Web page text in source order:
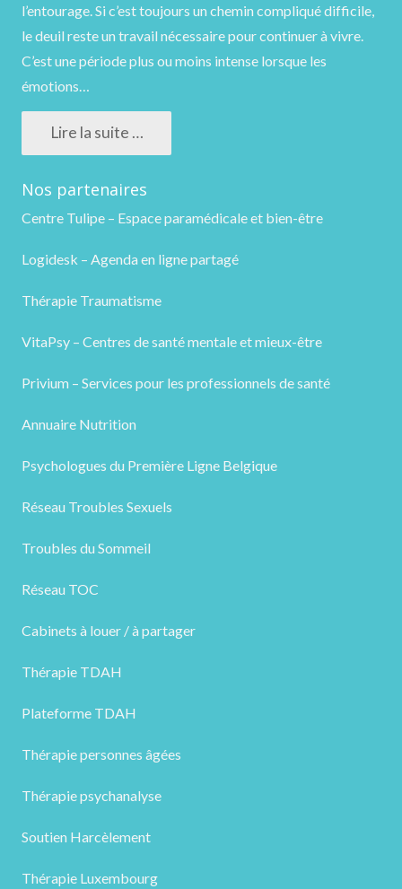
l’entourage. Si c’est toujours un chemin compliqué difficile,
le deuil reste un travail nécessaire pour continuer à vivre.
C’est une période plus ou moins intense lorsque les
émotions…
Lire la suite …
Nos partenaires
Centre Tulipe – Espace paramédicale et bien-être
Logidesk – Agenda en ligne partagé
Thérapie Traumatisme
VitaPsy – Centres de santé mentale et mieux-être
Privium – Services pour les professionnels de santé
Annuaire Nutrition
Psychologues du Première Ligne Belgique
Réseau Troubles Sexuels
Troubles du Sommeil
Réseau TOC
Cabinets à louer / à partager
Thérapie TDAH
Plateforme TDAH
Thérapie personnes âgées
Thérapie psychanalyse
Soutien Harcèlement
Thérapie Luxembourg